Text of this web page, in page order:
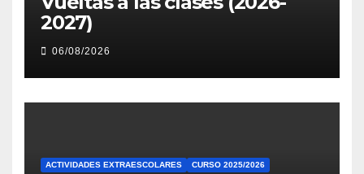
2027)
06/08/2026
ACTIVIDADES EXTRAESCOLARES CURSO 2025/2026